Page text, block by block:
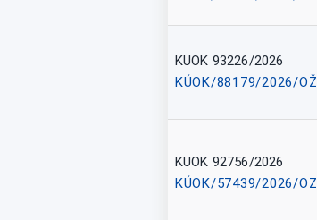
KUOK 93226/2026
KÚOK/88179/2026/
KUOK 92756/2026
KÚOK/57439/2026/